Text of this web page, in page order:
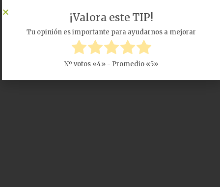
¡Valora este TIP!
Tu opinión es importante para ayudarnos a mejorar
Nº votos «4» - Promedio «5»